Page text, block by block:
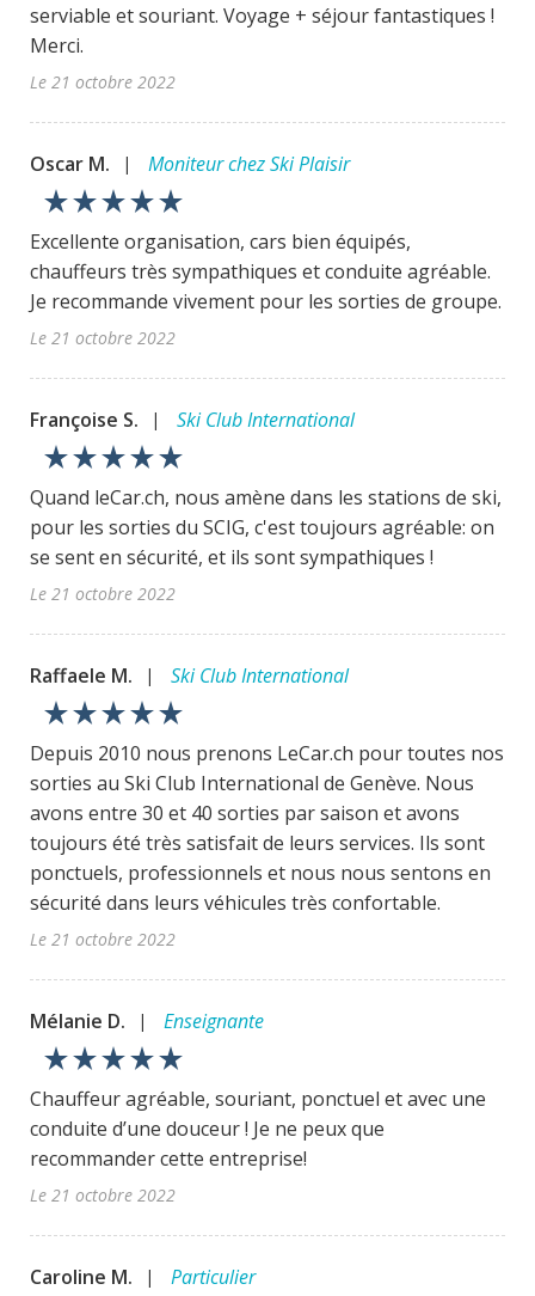
serviable et souriant. Voyage + séjour fantastiques !
Merci.
Le 21 octobre 2022
Oscar M. | Moniteur chez Ski Plaisir
star_ratestar_ratestar_ratestar_ratestar_rate
Excellente organisation, cars bien équipés,
chauffeurs très sympathiques et conduite agréable.
Je recommande vivement pour les sorties de groupe.
Le 21 octobre 2022
Françoise S. | Ski Club International
star_ratestar_ratestar_ratestar_ratestar_rate
Quand leCar.ch, nous amène dans les stations de ski,
pour les sorties du SCIG, c'est toujours agréable: on
se sent en sécurité, et ils sont sympathiques !
Le 21 octobre 2022
Raffaele M. | Ski Club International
star_ratestar_ratestar_ratestar_ratestar_rate
Depuis 2010 nous prenons LeCar.ch pour toutes nos
sorties au Ski Club International de Genève. Nous
avons entre 30 et 40 sorties par saison et avons
toujours été très satisfait de leurs services. Ils sont
ponctuels, professionnels et nous nous sentons en
sécurité dans leurs véhicules très confortable.
Le 21 octobre 2022
Mélanie D. | Enseignante
star_ratestar_ratestar_ratestar_ratestar_rate
Chauffeur agréable, souriant, ponctuel et avec une
conduite d’une douceur ! Je ne peux que
recommander cette entreprise!
Le 21 octobre 2022
Caroline M. | Particulier